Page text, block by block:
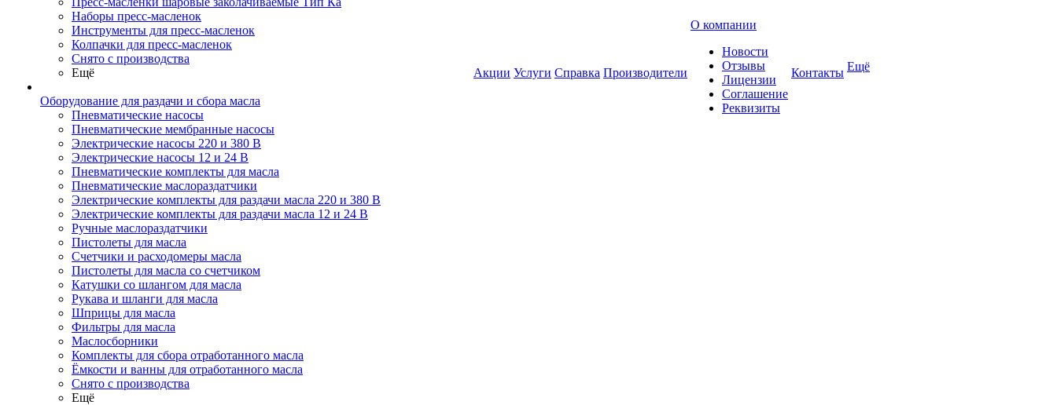
Наборы пресс-масленок
Инструменты для пресс-масленок
Колпачки для пресс-масленок
Снято с производства
Ещё
Оборудование для раздачи и сбора масла
Пневматические насосы
Пневматические мембранные насосы
Электрические насосы 220 и 380 В
Электрические насосы 12 и 24 В
Пневматические комплекты для масла
Пневматические маслораздатчики
Электрические комплекты для раздачи масла 220 и 380 В
Электрические комплекты для раздачи масла 12 и 24 В
Ручные маслораздатчики
Пистолеты для масла
Счетчики и расходомеры масла
Пистолеты для масла со счетчиком
Катушки со шлангом для масла
Рукава и шланги для масла
Шприцы для масла
Фильтры для масла
Маслосборники
Комплекты для сбора отработанного масла
Ёмкости и ванны для отработанного масла
Снято с производства
Ещё
Акции Услуги Справка Производители
О компании
Новости
Отзывы
Лицензии
Соглашение
Реквизиты
Контакты Ещё